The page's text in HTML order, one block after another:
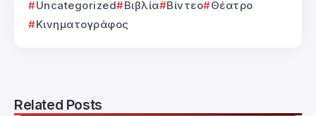
Uncategorized Βιβλία Βίντεο
Θέατρο
Κινηματογράφος
Related Posts